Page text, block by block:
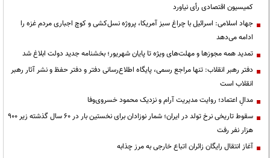
کمیسیون اقتصادی رأی نیاورد
جهاد اسلامی: اسرائیل با چراغ سبز آمریکا، پروژه نسل‌کشی و کوچ اجباری مردم غزه را
ادامه می‌دهد
تمدید همه مجوزها و مهلت‌های ویژه تا پایان شهریور؛ بخشنامه جدید دولت ابلاغ شد
دفتر رهبر انقلاب: تنها مراجع رسمی، پایگاه اطلاع‌رسانی دفتر و دفتر حفظ و نشر آثار رهبر
انقلاب است
مدالِ اعتماد؛ روایت مدیریت آرام و نزدیک محمود خسروی‌وفا
سقوط تاریخی نرخ تولد در ایران؛ شمار نوزادان برای نخستین بار در ۶۰ سال گذشته زیر ۹۰۰
هزار نفر رفت
آغاز انتقال رایگان زائران اتباع خارجی به مرز چذابه